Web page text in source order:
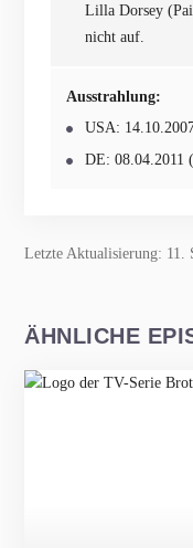
Lilla Dorsey
nicht auf.
Ausstrahlung:
USA:
DE: 08.04.2011
Letzte Aktualisierung: 11.
ÄHNLICHE